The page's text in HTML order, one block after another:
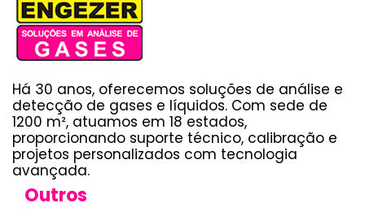
Há 30 anos, oferecemos soluções de análise e
detecção de gases e líquidos. Com sede de
1200 m², atuamos em 18 estados,
proporcionando suporte técnico, calibração e
projetos personalizados com tecnologia
avançada.
Outros